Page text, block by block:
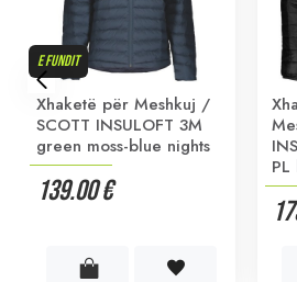
E FUNDIT
Xhaketë për Meshkuj /
SCOTT INSULOFT 3M
green moss-blue nights
139.00 €